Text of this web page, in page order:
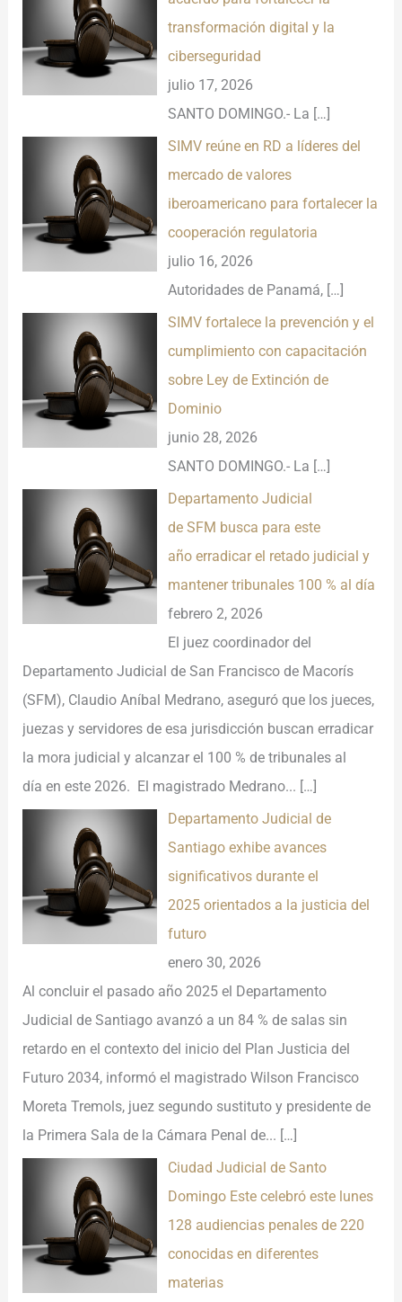
transformación digital y la
ciberseguridad
julio 17, 2026
SANTO DOMINGO.- La […]
SIMV reúne en RD a líderes del
mercado de valores
iberoamericano para fortalecer la
cooperación regulatoria
julio 16, 2026
Autoridades de Panamá, […]
SIMV fortalece la prevención y el
cumplimiento con capacitación
sobre Ley de Extinción de
Dominio
junio 28, 2026
SANTO DOMINGO.- La […]
Departamento Judicial
de SFM busca para este
año erradicar el retado judicial y
mantener tribunales 100 % al día
febrero 2, 2026
El juez coordinador del
Departamento Judicial de San Francisco de Macorís
(SFM), Claudio Aníbal Medrano, aseguró que los jueces,
juezas y servidores de esa jurisdicción buscan erradicar
la mora judicial y alcanzar el 100 % de tribunales al
día en este 2026. El magistrado Medrano... […]
Departamento Judicial de
Santiago exhibe avances
significativos durante el
2025 orientados a la justicia del
futuro
enero 30, 2026
Al concluir el pasado año 2025 el Departamento
Judicial de Santiago avanzó a un 84 % de salas sin
retardo en el contexto del inicio del Plan Justicia del
Futuro 2034, informó el magistrado Wilson Francisco
Moreta Tremols, juez segundo sustituto y presidente de
la Primera Sala de la Cámara Penal de... […]
Ciudad Judicial de Santo
Domingo Este celebró este lunes
128 audiencias penales de 220
conocidas en diferentes
materias